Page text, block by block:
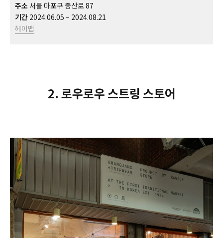
주소 서울 마포구 증산로 87
기간 2024.06.05 – 2024.08.21
헤이맵
2. 로우로우 스트링 스토어